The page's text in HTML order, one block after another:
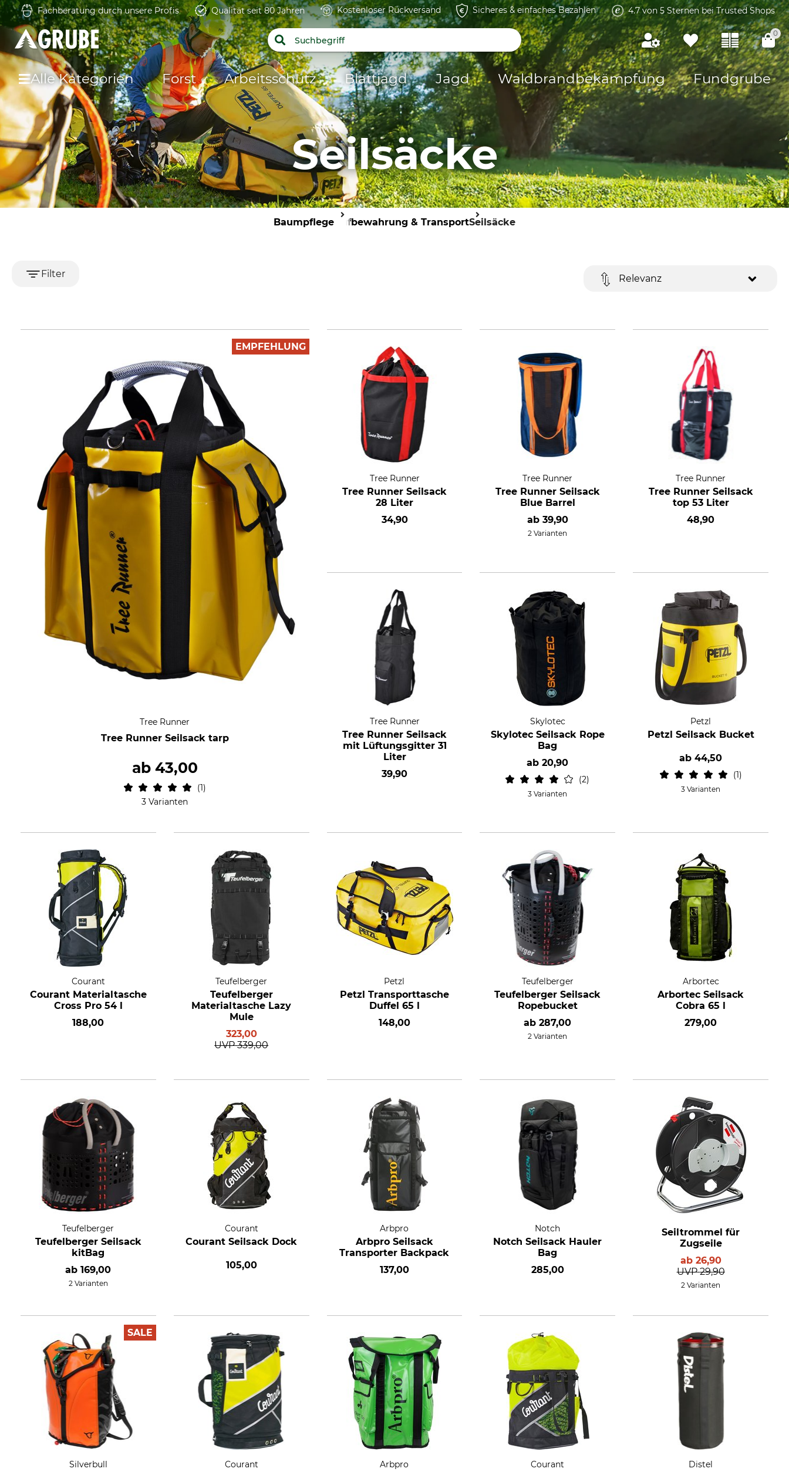
Fachberatung durch unsere Profis Qualität seit 80 Jahren Kostenloser Rückversand Sicheres & einfaches Bezahlen 4.7 von 5 Sternen bei Trusted Shops
0
Alle Kategorien Forst Arbeitsschutz Blattjagd Jagd Waldbrandbekämpfung Fundgrube
Seilsäcke
Baumpflege Aufbewahrung & TransportSeilsäcke
Filter Relevanz
EMPFEHLUNG
Tree Runner
Tree Runner Seilsack tarp
ab 43,00
1
3 Varianten
Tree Runner
Tree Runner Seilsack
28 Liter
34,90
Tree Runner
Tree Runner Seilsack
Blue Barrel
ab 39,90
2 Varianten
Tree Runner
Tree Runner Seilsack
top 53 Liter
48,90
Tree Runner
Tree Runner Seilsack
mit Lüftungsgitter 31
Liter
39,90
Skylotec
Skylotec Seilsack Rope
Bag
ab20,90
2
3 Varianten
Petzl
Petzl Seilsack Bucket
ab44,50
1
3 Varianten
Courant
Courant Materialtasche
Cross Pro 54 l
188,00
Teufelberger
Teufelberger
Materialtasche Lazy
Mule
323,00
UVP 339,00
Petzl
Petzl Transporttasche
Duffel 65 l
148,00
Teufelberger
Teufelberger Seilsack
Ropebucket
ab287,00
2 Varianten
Arbortec
Arbortec Seilsack
Cobra 65 l
279,00
Teufelberger
Teufelberger Seilsack
kitBag
ab169,00
2 Varianten
Courant
Courant Seilsack Dock
105,00
Arbpro
Arbpro Seilsack
Transporter Backpack
137,00
Notch
Notch Seilsack Hauler
Bag
285,00
Seiltrommel für
Zugseile
ab 26,90
UVP 29,90
2 Varianten
SALE
Silverbull Courant Arbpro Courant Distel